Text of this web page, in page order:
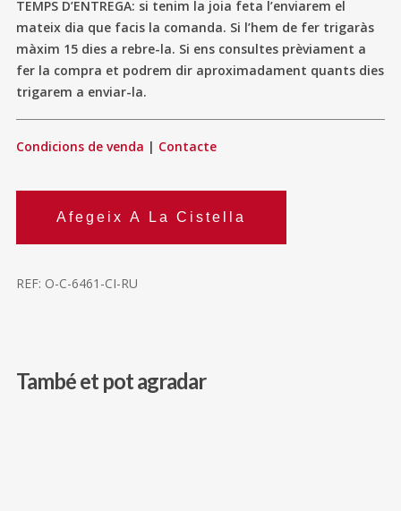
TEMPS D’ENTREGA: si tenim la joia feta l’enviarem el
mateix dia que facis la comanda. Si l’hem de fer trigaràs
màxim 15 dies a rebre-la. Si ens consultes prèviament a
fer la compra et podrem dir aproximadament quants dies
trigarem a enviar-la.
Condicions de venda | Contacte
Afegeix A La Cistella
REF: O-C-6461-CI-RU
També et pot agradar